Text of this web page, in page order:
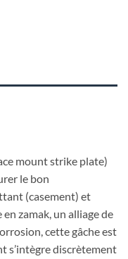
mount strike plate)
le bon
(casement) et
zamak, un alliage de
cette gâche est
s’intègre discrètement